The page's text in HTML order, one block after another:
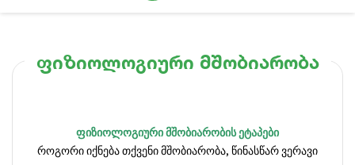
ფიზიოლოგიური მშობიარობა
ფიზიოლოგიური მშობიარობის ეტაპები
როგორიიქნებათქვენიმშობიარობა, წინასწარვერავი